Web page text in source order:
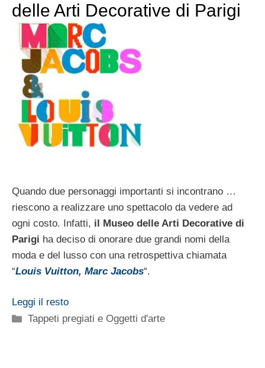
delle Arti Decorative di Parigi
Quando due personaggi importanti si incontrano …
riescono a realizzare uno spettacolo da vedere ad
ogni costo. Infatti, il Museo delle Arti Decorative di
Parigi ha deciso di onorare due grandi nomi della
moda e del lusso con una retrospettiva chiamata
“Louis Vuitton, Marc Jacobs“.
Leggi il resto
Categorie
Tappeti pregiati e Oggetti d'arte